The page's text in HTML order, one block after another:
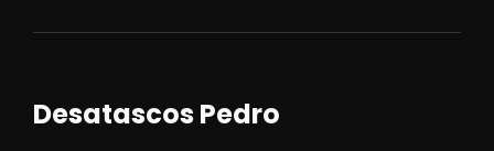
Desatascos Pedro